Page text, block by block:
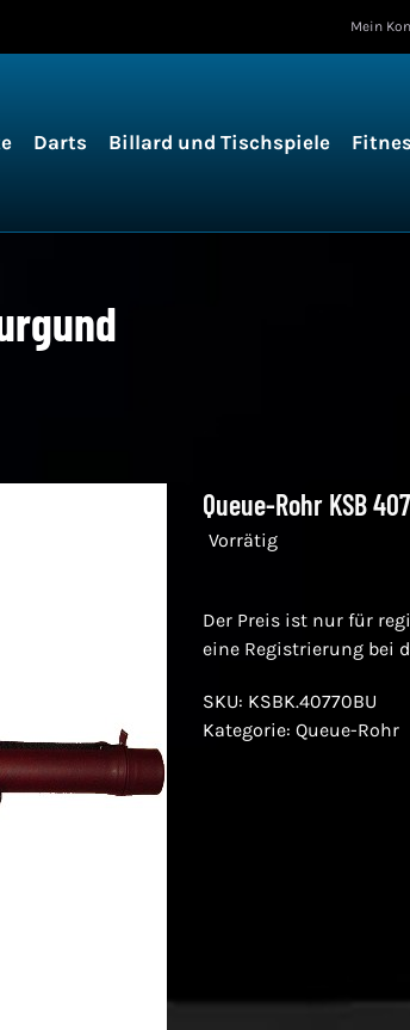
Mein
Darts Billard und Tischspiele
Queue-Rohr KSB
Vorrätig
Der Preis ist nur für
eine Registrierung bei
SKU: KSBK.40770BU
Kategorie: Queue-Rohr